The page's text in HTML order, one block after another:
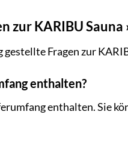
zur KARIBU Sauna
Fragen zur
enthalten?
enthalten. Sie